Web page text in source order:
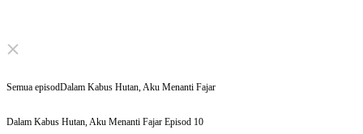
Semua episodDalam Kabus Hutan, Aku Menanti Fajar
Dalam Kabus Hutan, Aku Menanti Fajar Episod 10